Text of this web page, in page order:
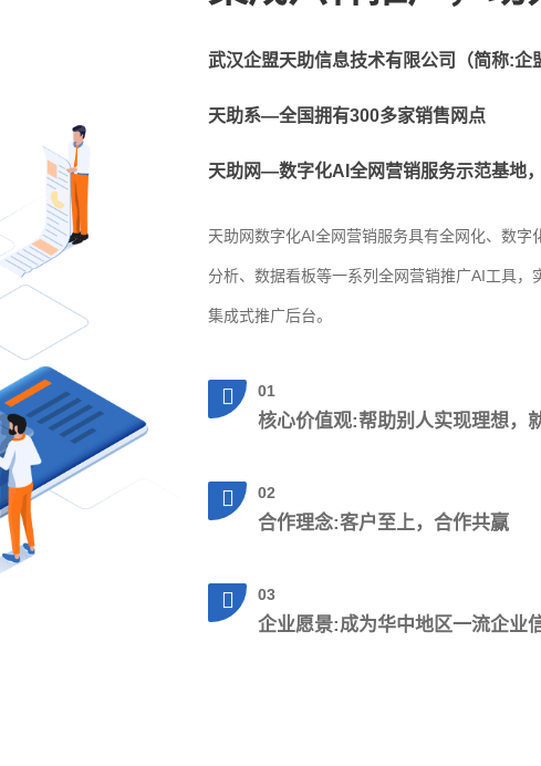
武汉企盟天助信息技术有限公司（简称:企
天助系—全国拥有300多家销售网点
天助网—数字化AI全网营销服务示范基地
天助网数字化AI全网营销服务具有全网化、数
分析、数据看板等一系列全网营销推广AI工具
集成式推广后台。
01
核心价值观:帮助别人实现理想，
02
合作理念:客户至上，合作共赢
03
企业愿景:成为华中地区一流企业